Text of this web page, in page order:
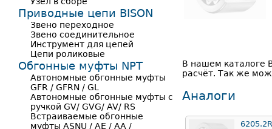
В нашем каталоге
расчёт. Так же
Аналоги
Приводные цепи BISON
Звено переходное
Звено соединительное
Инструмент для цепей
Цепи роликовые
Обгонные муфты NPT
Автономные обгонные муфты
GFR / GFRN / GL
Автономные обгонные муфты с
ручкой GV/ GVG/ AV/ RS
Встраиваемые обгонные
муфты ASNU / AE / AA /